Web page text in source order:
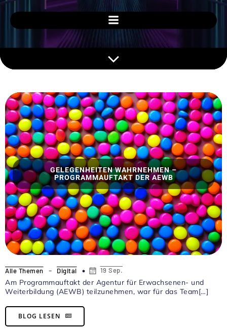
GELEGENHEITEN WAHRNEHMEN –
PROGRAMMAUFTAKT DER AEWB
Alle Themen - Digital 19 Sep.
Am Programmauftakt der Agentur für Erwachsenen- und
Weiterbildung (AEWB) teilzunehmen, war für das Team[…]
BLOG LESEN